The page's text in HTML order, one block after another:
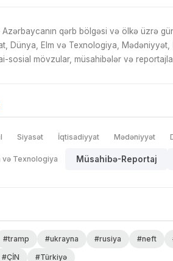
Azərbaycanın qərb bölgəsi və ölkə üzrə
Dünya, Elm və Texnologiya,
sosial mövzular, müsahibələr və
Siyasət İqtisadiyyat Mədəniyyət
və Texnologiya Müsahibə-Reportaj
#tramp #ukrayna #rusiya #neft
#ÇİN #Türkiyə